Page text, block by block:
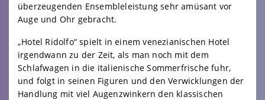
überzeugenden Ensembleleistung sehr amüsant vor
Auge und Ohr gebracht.
„Hotel Ridolfo“ spielt in einem venezianischen Hotel
irgendwann zu der Zeit, als man noch mit dem
Schlafwagen in die italienische Sommerfrische fuhr,
und folgt in seinen Figuren und den Verwicklungen der
Handlung mit viel Augenzwinkern den klassischen